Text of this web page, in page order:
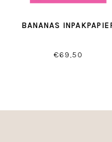
BANANAS
€69,50